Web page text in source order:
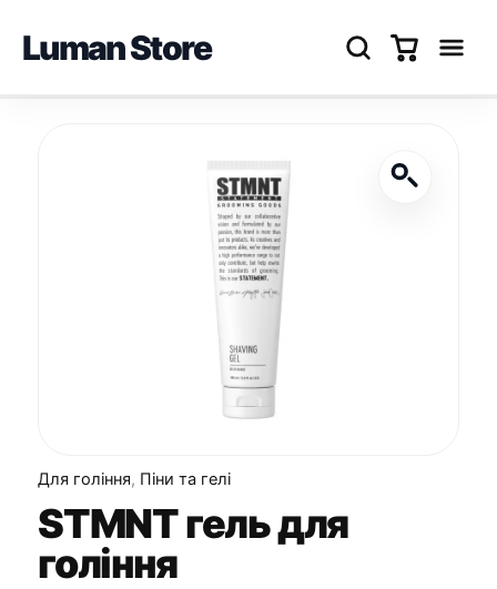
Luman Store
Для гоління, Піни та гелі
STMNT гель для
гоління